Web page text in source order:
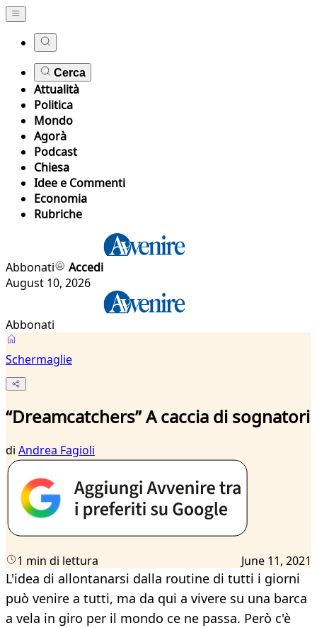
Cerca
Attualità
Politica
Mondo
Agorà
Podcast
Chiesa
Idee e Commenti
Economia
Rubriche
Abbonati
Accedi
August 10, 2026
Abbonati
Schermaglie
“Dreamcatchers” A caccia di sognatori
di Andrea Fagioli
1 min di lettura June 11, 2021
L'idea di allontanarsi dalla routine di tutti i giorni
può venire a tutti, ma da qui a vivere su una barca
a vela in giro per il mondo ce ne passa. Però c'è